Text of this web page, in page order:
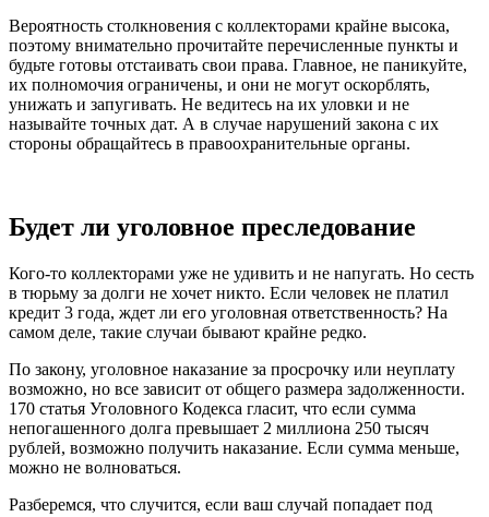
Вероятность столкновения с коллекторами крайне высока,
поэтому внимательно прочитайте перечисленные пункты и
будьте готовы отстаивать свои права. Главное, не паникуйте,
их полномочия ограничены, и они не могут оскорблять,
унижать и запугивать. Не ведитесь на их уловки и не
называйте точных дат. А в случае нарушений закона с их
стороны обращайтесь в правоохранительные органы.
Будет ли уголовное преследование
Кого-то коллекторами уже не удивить и не напугать. Но сесть
в тюрьму за долги не хочет никто. Если человек не платил
кредит 3 года, ждет ли его уголовная ответственность? На
самом деле, такие случаи бывают крайне редко.
По закону, уголовное наказание за просрочку или неуплату
возможно, но все зависит от общего размера задолженности.
170 статья Уголовного Кодекса гласит, что если сумма
непогашенного долга превышает 2 миллиона 250 тысяч
рублей, возможно получить наказание. Если сумма меньше,
можно не волноваться.
Разберемся, что случится, если ваш случай попадает под